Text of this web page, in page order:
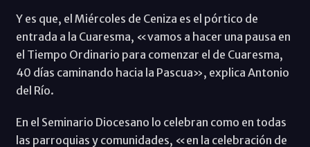
Y es que, el Miércoles de Ceniza es el pórtico de
entrada a la Cuaresma, «vamos a hacer una pausa en
el Tiempo Ordinario para comenzar el de Cuaresma,
40 días caminando hacia la Pascua», explica Antonio
del Río.
En el Seminario Diocesano lo celebran como en todas
las parroquias y comunidades, «en la celebración de